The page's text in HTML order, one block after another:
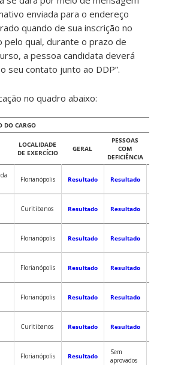
enviada para o endereço
quando de sua inscrição no
pelo qual, durante o prazo de
a pessoa candidata deverá
seu contato junto ao DDP”.
no quadro abaixo:
DO CARGO
LOCALIDADE
DE EXERCÍCIO
GERAL
PESSOAS
COM
DEFICIÊNCIA
Florianópolis Resultado Resultado
Curitibanos Resultado Resultado
Florianópolis Resultado Resultado
Florianópolis Resultado Resultado
Florianópolis Resultado Resultado
Curitibanos Resultado Resultado
Florianópolis Resultado
Sem
aprovados